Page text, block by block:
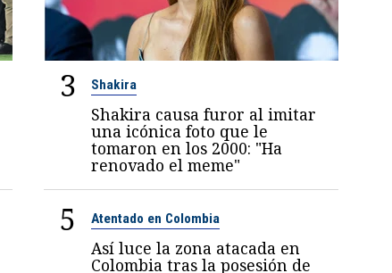
3 Shakira
Shakira causa furor al imitar
una icónica foto que le
tomaron en los 2000: "Ha
renovado el meme"
5 Atentado en Colombia
Así luce la zona atacada en
Colombia tras la posesión de